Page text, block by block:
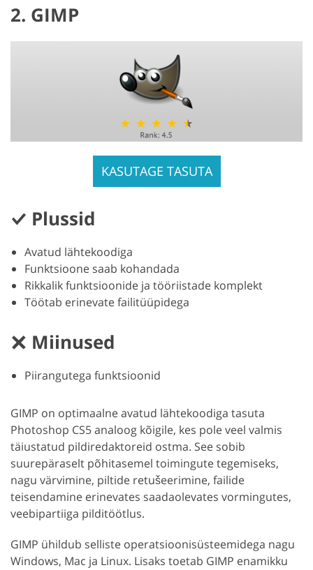
2. GIMP
KASUTAGE TASUTA
Plussid
Avatud lähtekoodiga
Funktsioone saab kohandada
Rikkalik funktsioonide ja tööriistade komplekt
Töötab erinevate failitüüpidega
Miinused
Piirangutega funktsioonid
GIMP on optimaalne avatud lähtekoodiga tasuta
Photoshop CS5 analoog kõigile, kes pole veel valmis
täiustatud pildiredaktoreid ostma. See sobib
suurepäraselt põhitasemel toimingute tegemiseks,
nagu värvimine, piltide retušeerimine, failide
teisendamine erinevates saadaolevates vormingutes,
veebipartiiga pilditöötlus.
GIMP ühildub selliste operatsioonisüsteemidega nagu
Windows, Mac ja Linux. Lisaks toetab GIMP enamikku